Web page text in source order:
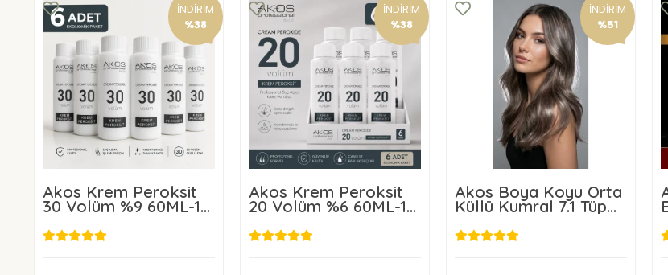
İNDİRİM
%38
Akos Krem Peroksit
30 Volüm %9 60ML-10
İNDİRİM
%38
Akos Krem Peroksit
20 Volüm %6 60ML-10
İNDİRİM
%51
Akos Boya Koyu Orta
Küllü Kumral 7.1 Tüp
Boya 60 Gr+ Akos 20
Volüm Oksidan 60 ML